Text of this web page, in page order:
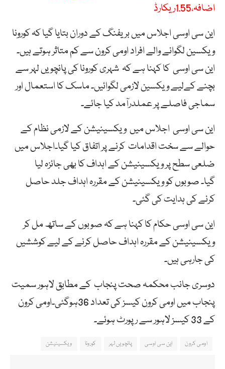
اضافہ،1.55ریکارڈ
این سی اوسی اجلاس میں بریفنگ کے دوران بتایا گیا کہ کورونا
ویکسین لگوانے والے افراد اومی کرون سے کم متاثر ہوتے ہیں۔
این سی اوسی کا کہنا ہے کہ شہری کورونا کی پانچویں لہر سے
بچنے کےلیے ویکسین لازمی لگوائیں۔ ماسک کا استعمال اور
سماجی فاصلے پر عملدرآمد کیا جائے۔
این سی اوسی اجلاس میں ویکسینیشن کے لازمی نظام کے
حوالے سے سخت اقدامات کرنے پر اتفاق کیا گیا۔اجلاس میں
ضلعی سطح پر ویکسینیشن کے اہداف کا بھی جائزہ لیا
گیا۔ صوبوں کو ویکسینیشن کے مقررہ اہداف جلد حاصل
کرنے کی ہدایت کی گئی۔
این سی اوسی حکام کا کہنا ہے کہ صوبوں کے ساتھ مل کر
ویکسینیشن کے مقررہ اہداف حاصل کرنے کے لیے کوششیں
کی جارہی ہیں۔
دوسری جانب محکمہ صحت پنجاب کے مطابق لاہور سمیت
پنجاب میں اومی کرون کیسز کی تعداد 36ہوگئی۔اومی کرون
کے 33 کیسز لاہور سے رپورٹ ہوئے۔
اومی کرون این سی اوسی پانچویں لہر کورونا ویکسینیشن